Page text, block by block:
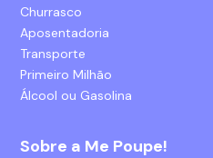
Churrasco
Aposentadoria
Transporte
Primeiro Milhão
Álcool ou Gasolina
Sobre a Me Poupe!